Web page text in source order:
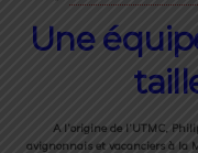
Une
A l’origine de l’UTMC,
avignonnais et vacanciers à la